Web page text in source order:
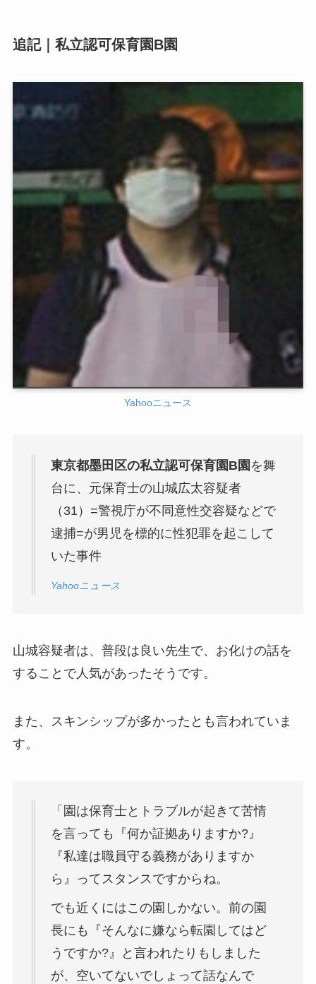
追記｜私立認可保育園B園
Yahooニュース
東京都墨田区の私立認可保育園B園 を舞
台に、元保育士の山城広太容疑者
（31）=警視庁が不同意性交容疑などで
逮捕=が男児を標的に性犯罪を起こして
いた事件
Yahooニュース
山城容疑者は、普段は良い先生で、お化けの話を
することで人気があったそうです。
また、スキンシップが多かったとも言われていま
す。
「園は保育士とトラブルが起きて苦情
を言っても『何か証拠ありますか?』
『私達は職員守る義務がありますか
ら』ってスタンスですからね。
でも近くにはこの園しかない。前の園
長にも『そんなに嫌なら転園してはど
うですか?』と言われたりもしました
が、空いてないでしょって話なんで